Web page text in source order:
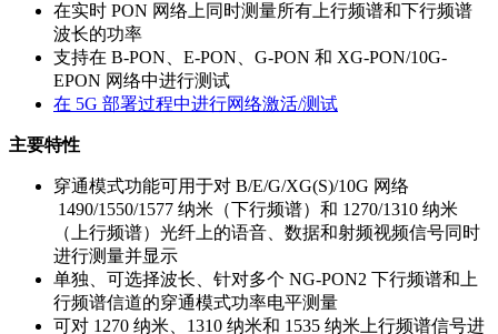
在实时 PON 网络上同时测量所有上行频谱和下行频谱
波长的功率
支持在 B-PON、E-PON、G-PON 和 XG-PON/10G-
EPON 网络中进行测试
在 5G 部署过程中进行网络激活/测试
主要特性
穿通模式功能可用于对 B/E/G/XG(S)/10G 网络
1490/1550/1577 纳米（下行频谱）和 1270/1310 纳米
（上行频谱）光纤上的语音、数据和射频视频信号同时
进行测量并显示
单独、可选择波长、针对多个 NG-PON2 下行频谱和上
行频谱信道的穿通模式功率电平测量
可对 1270 纳米、1310 纳米和 1535 纳米上行频谱信号进